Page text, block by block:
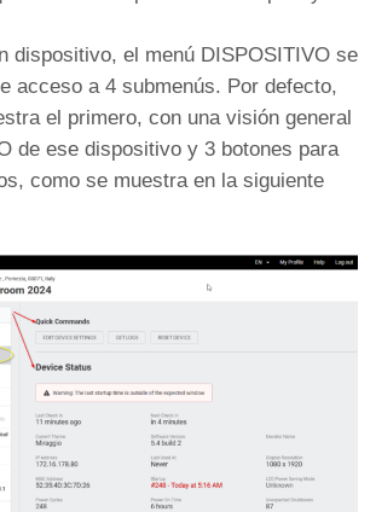
dispositivo, el menú DISPOSITIVO se
acceso a 4 submenús. Por defecto,
el primero, con una visión general
de ese dispositivo y 3 botones para
como se muestra en la siguiente